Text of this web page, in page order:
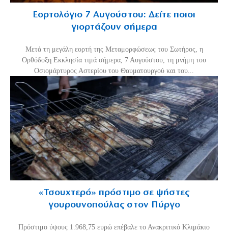
Εορτολόγιο 7 Αυγούστου: Δείτε ποιοι
γιορτάζουν σήμερα
Μετά τη μεγάλη εορτή της Μεταμορφώσεως του Σωτήρος, η
Ορθόδοξη Εκκλησία τιμά σήμερα, 7 Αυγούστου, τη μνήμη του
Οσιομάρτυρος Αστερίου του Θαυματουργού και του...
«Τσουχτερό» πρόστιμο σε ψήστες
γουρουνοπούλας στον Πύργο
Πρόστιμο ύψους 1.968,75 ευρώ επέβαλε το Ανακριτικό Κλιμάκιο